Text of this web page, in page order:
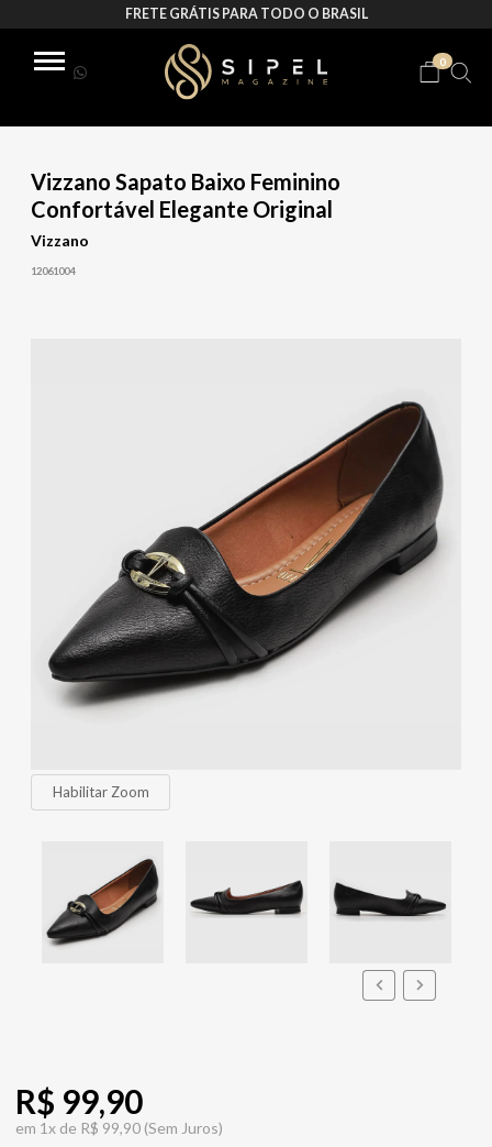
FRETE GRÁTIS PARA TODO O BRASIL
0
Vizzano Sapato Baixo Feminino
Confortável Elegante Original
Vizzano
12061004
Habilitar Zoom
R$ 99,90
em 1x de R$ 99,90 (Sem Juros)